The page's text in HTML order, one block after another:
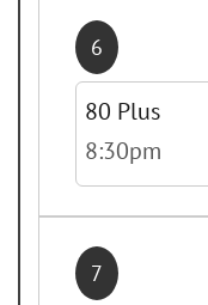
6
80 Plus
8:30pm
7